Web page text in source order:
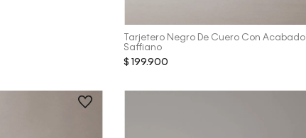
Tarjetero Negro De Cuero Con Acabado
Saffiano
$ 199.900